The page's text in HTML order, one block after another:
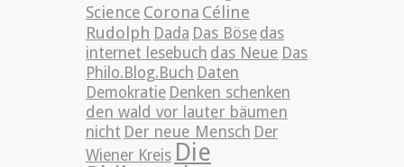
Science Corona Céline
Rudolph Dada Das Böse das
internet lesebuch das Neue Das
Philo.Blog.Buch Daten
Demokratie Denken schenken
den wald vor lauter bäumen
nicht Der neue Mensch Der
Wiener Kreis Die